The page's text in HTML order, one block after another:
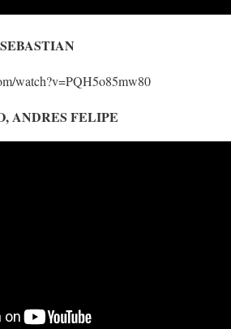
watch?v=PQH5o85mw80
ANDRES FELIPE